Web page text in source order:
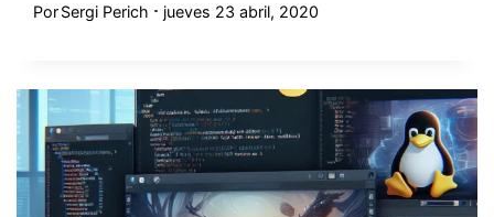
PorSergi Perich jueves 23 abril, 2020